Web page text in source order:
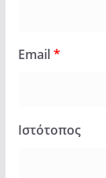
Email*
Ιστότοπος